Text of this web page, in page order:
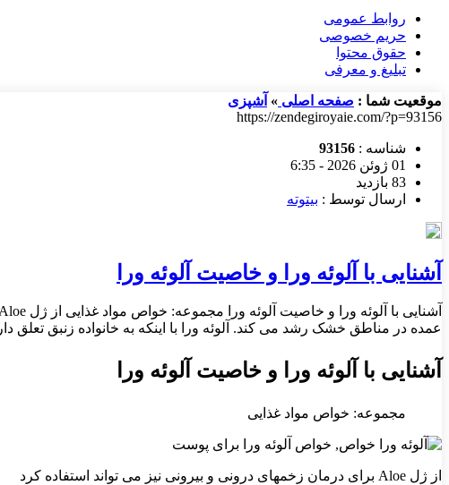
روابط عمومی
حریم خصوصی
حقوق محتوا
تبلیغ و معرفی
موقعیت شما : صفحه اصلی » آشپزی
https://zendegiroyaie.com/?p=93156
شناسه : 93156
01 ژوئن 2026 - 6:35
83 بازدید
ارسال توسط : بیتوته
آشنایی با آلوئه ورا و خاصیت آلوئه ورا
عمده در مناطق خشک رشد می کند. آلوئه ورا با اینکه به خانواده زنبق تعلق
آشنایی با آلوئه ورا و خاصیت آلوئه ورا
مجموعه: خواص مواد غذایی
از ژل Aloe برای درمان زخمهای درونی و بیرونی نیز می تواند استفاده کرد